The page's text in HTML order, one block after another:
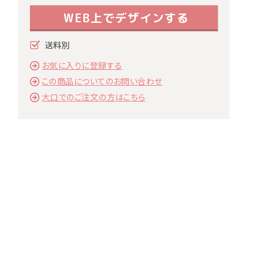
WEB上でデザインする
お気に入りに登録する
この商品についてのお問い合わせ
大口でのご注文の方はこちら